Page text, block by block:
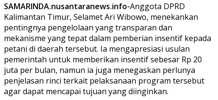
SAMARINDA.nusantaranews.info-Anggota DPRD
Kalimantan Timur, Selamet Ari Wibowo, menekankan
pentingnya pengelolaan yang transparan dan
mekanisme yang tepat dalam pemberian insentif kepada
petani di daerah tersebut. Ia mengapresiasi usulan
pemerintah untuk memberikan insentif sebesar Rp 20
juta per bulan, namun ia juga menegaskan perlunya
penjelasan rinci terkait pelaksanaan program tersebut
agar dapat mencapai tujuan yang diinginkan.